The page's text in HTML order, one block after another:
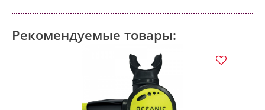
Рекомендуемые товары: